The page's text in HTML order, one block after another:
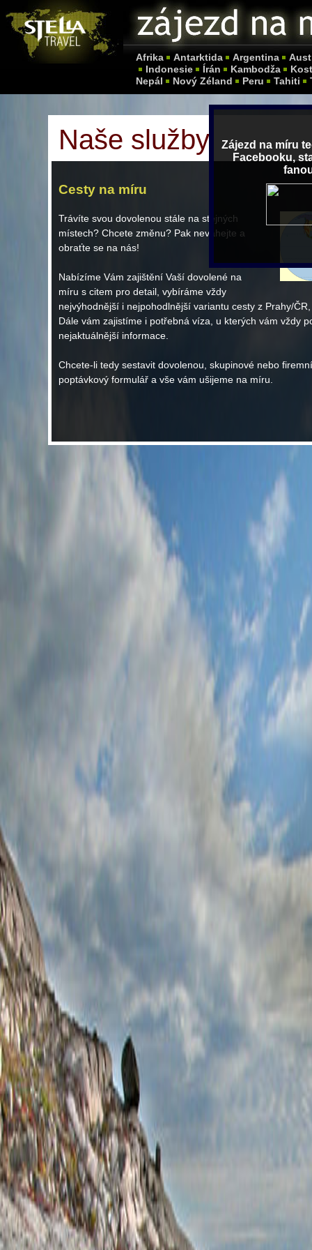
Afrika Antarktida Argentina
Indonesie
Írán Kambodža
Nepál
Nový Zéland Peru Tahiti
Naše služby
Cesty na míru
Trávíte svou dovolenou stále na stejných
místech? Chcete změnu? Pak neváhejte a
obraťte se na nás!
Nabízíme Vám zajištění Vaší dovolené na
míru s citem pro detail, vybíráme vždy
nejvýhodnější i nejpohodlnější variantu cesty z Prahy/
Dále vám zajistíme i potřebná víza, u kterých vám vždy
nejaktuálnější informace.
Chcete-li tedy sestavit dovolenou, skupinové nebo
poptávkový formulář a vše vám ušijeme na míru.
Zájezd na míru
Facebooku,